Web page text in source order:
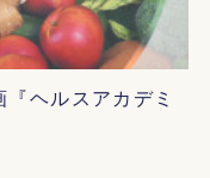
ヘルスアカデミ